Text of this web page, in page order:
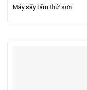
Máy sấy tấm thử sơn